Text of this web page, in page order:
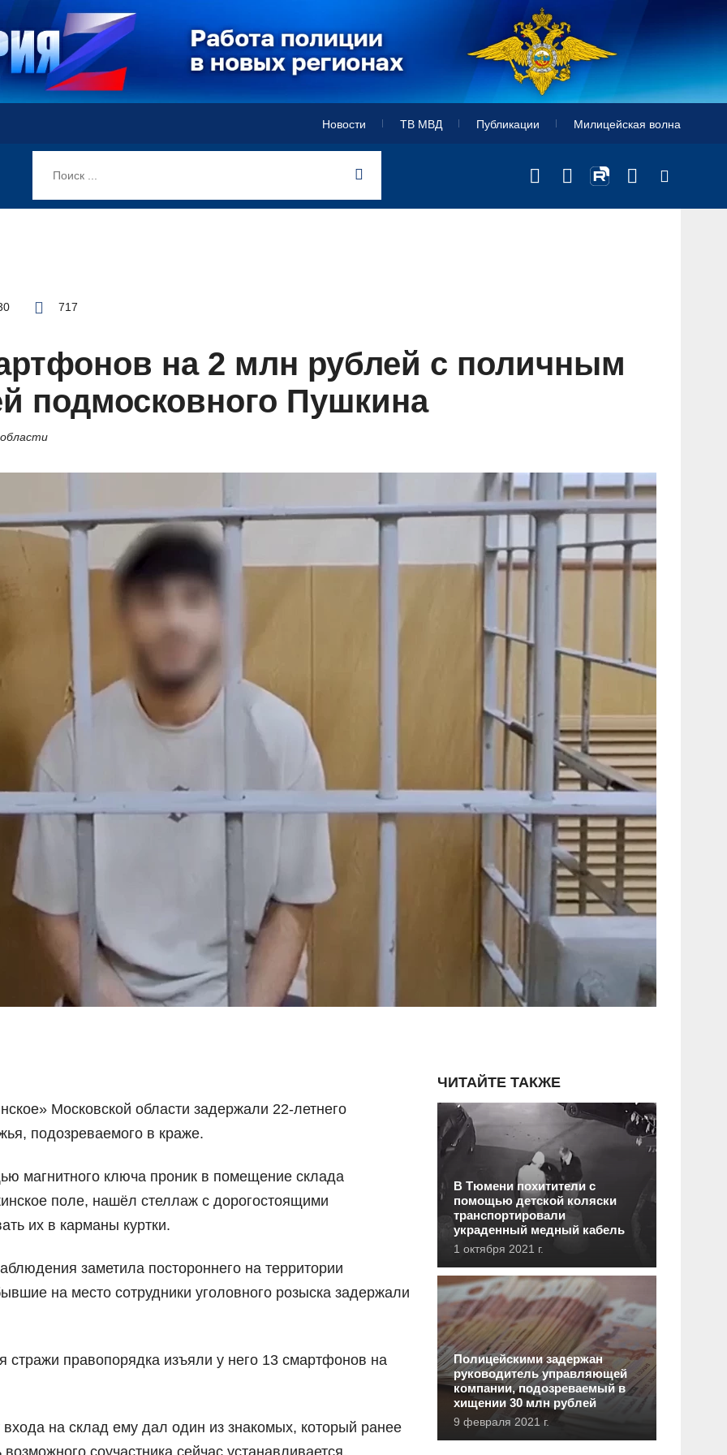
Новости ТВ МВД Публикации Милицейская волна
717
на 2 млн рублей с поличным
подмосковного Пушкина
Московской области задержали 22-летнего
подозреваемого в краже.
магнитного ключа проник в помещение склада
поле, нашёл стеллаж с дорогостоящими
их в карманы куртки.
заметила постороннего на территории
на место сотрудники уголовного розыска задержали
стражи правопорядка изъяли у него 13 смартфонов на
на склад ему дал один из знакомых, который ранее
ЧИТАЙТЕ ТАКЖЕ
В Тюмени похитители с
помощью детской коляски
транспортировали
украденный медный кабель
1 октября 2021 г.
Полицейскими задержан
руководитель управляющей
компании, подозреваемый в
хищении 30 млн рублей
9 февраля 2021 г.